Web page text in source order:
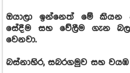
ඔයාලා ඉන්නෙත් මේ
සේදීම සහ වේලීම ගැන
වෙනවා.
බස්නාහිර, සබරගමුව සහ වයඹ